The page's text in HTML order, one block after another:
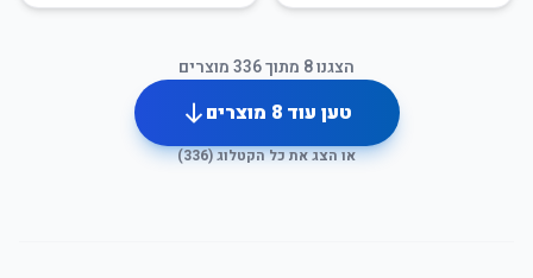
הצגנו8 מתוך336מוצרים
טען עוד8 מוצרים
או הצג את כל הקטלוג (336
)